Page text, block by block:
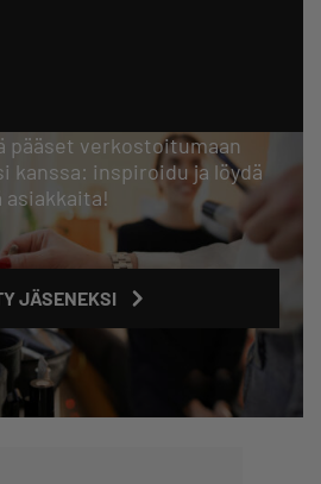
pääset verkostoitumaan
kanssa: inspiroidu ja löydä
asiakkaita!
JÄSENEKSI